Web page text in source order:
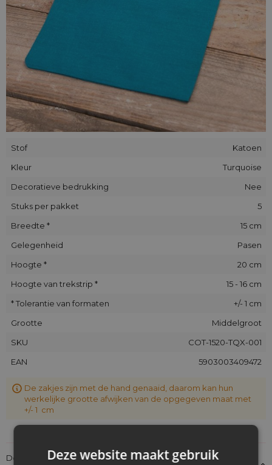
Stof
Katoen
Kleur
Turquoise
Decoratieve bedrukking
Nee
Stuks per pakket
5
Breedte *
15 cm
Gelegenheid
Pasen
Hoogte *
20 cm
Hoogte van trekstrip *
15 - 16 cm
* Tolerantie van formaten
+/- 1 cm
Grootte
Middelgroot
SKU
COT-1520-TQX-001
EAN
5903003409472
De zakjes zijn met de hand genaaid, daarom kan hun
werkelijke grootte afwijken van de opgegeven maat met
+/- 1 cm
Details over de conformiteit van het product met de
Deze website maakt gebruik